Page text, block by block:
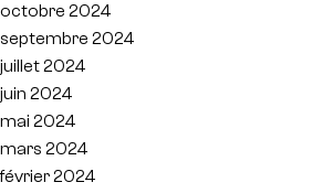
octobre 2024
septembre 2024
juillet 2024
juin 2024
mai 2024
mars 2024
février 2024